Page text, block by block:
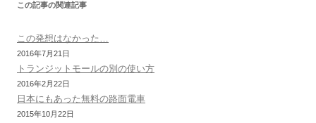
ゲ
シ
ョ
この記事の関連記事
この発想はなかった…
2016年7月21日
トランジットモールの別の使い方
2016年2月22日
日本にもあった無料の路面電車
2015年10月22日